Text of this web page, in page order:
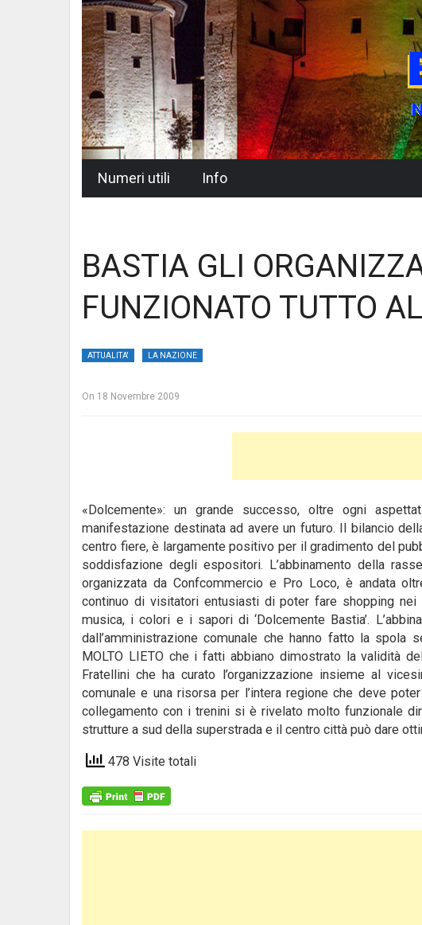
Numeri utili Info
BASTIA GLI
FUNZIONATO TUTTO
ATTUALITA' LA NAZIONE
On 18 Novembre 2009
«Dolcemente»: un grande successo, oltre ogni
manifestazione destinata ad avere un futuro. Il bilancio
centro fiere, è largamente positivo per il gradimento del
soddisfazione degli espositori. L’abbinamento della
organizzata da Confcommercio e Pro Loco, è andata
continuo di visitatori entusiasti di poter fare shopping
musica, i colori e i sapori di ‘Dolcemente Bastia’.
dall’amministrazione comunale che hanno fatto la spola
MOLTO LIETO che i fatti abbiano dimostrato la validità
Fratellini che ha curato l’organizzazione insieme al
comunale e una risorsa per l’intera regione che deve
collegamento con i trenini si è rivelato molto funzionale
strutture a sud della superstrada e il centro città può dare
478 Visite totali